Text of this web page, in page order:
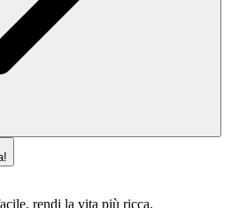
rendi la vita più ricca.